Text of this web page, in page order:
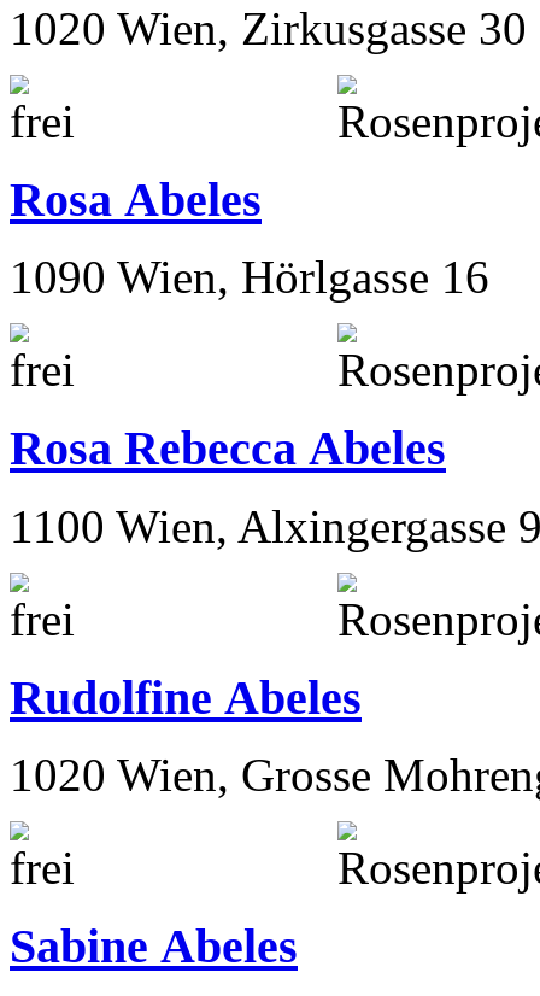
1020 Wien, Zirkusgasse 30
Rosa Abeles
1090 Wien, Hörlgasse 16
Rosa Rebecca Abeles
1100 Wien, Alxingergasse
Rudolfine Abeles
1020 Wien, Grosse
Sabine Abeles